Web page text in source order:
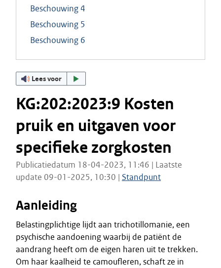
Beschouwing 4
Beschouwing 5
Beschouwing 6
Lees voor
KG:202:2023:9 Kosten
pruik en uitgaven voor
specifieke zorgkosten
Publicatiedatum 18-04-2023, 11:46 | Laatste
update 09-01-2025, 10:30 | Standpunt
Aanleiding
Belastingplichtige lijdt aan trichotillomanie, een
psychische aandoening waarbij de patiënt de
aandrang heeft om de eigen haren uit te trekken.
Om haar kaalheid te camoufleren, schaft ze in